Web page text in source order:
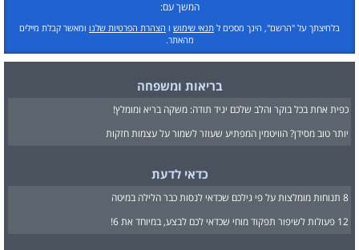
המשך עם:
בלחיצתך על "הרשם", הינך מסכים ל תנאי שימוש ו הצהרת הפרטיות שלנו ומאשר קבלת מיילים
מהאתר.
בריאות ומשפחה
כפית אחת בכל בוקר והלב שלכם יגיד תודה: משקה בריא ומומלץ!
יותר טוב מסידן? הוויטמין המפתיע שעוזר לשמור על עצמות חזקות
כדאי לדעת
8 תנוחות מומלצות על פי גילכם שכדאי לנסות כבר הלילה במיטה
12 פעולות לשיפור תפקוד מוחי שכדאי לכם לבצע, במיוחד את 6!